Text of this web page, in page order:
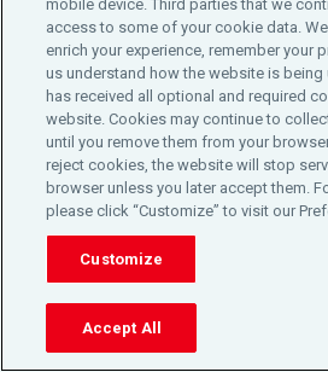
©2025 Aon plc. All rights reserved.
Do Not Sell or Share My Personal
Cookie Preferences
mobile device. Third parties that we
access to some of your cookie data.
enrich your experience, remember your
us understand how the website is being
has received all optional and required
website. Cookies may continue to
until you remove them from your
reject cookies, the website will stop
browser unless you later accept them.
please click “Customize” to visit our
Customize
Accept All